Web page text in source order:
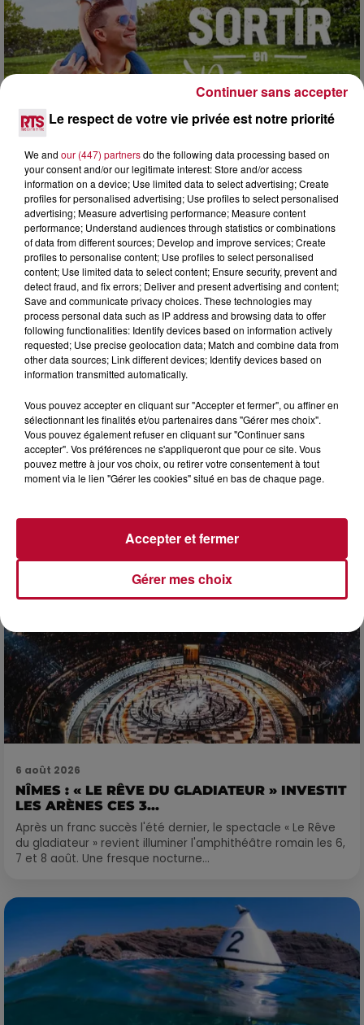
7 août 2026
NOS IDÉES DE SORTIE POUR CE WEEK-END
Comme tous les vendredis, voici une petite sélection des
rendez-vous à ne pas manquer dans le coin. Que vous ayez
envie de voyager à l'autre bout du monde,...
7 août 2026
6 août 2026
NÎMES : « LE RÊVE DU GLADIATEUR » INVESTIT
LES ARÈNES CES 3...
Après un franc succès l'été dernier, le spectacle « Le Rêve
du gladiateur » revient illuminer l'amphithéâtre romain les 6,
7 et 8 août. Une fresque nocturne...
Le respect de votre vie privée est notre priorité
We and our (447) partnersdo the following data processing based on
your consent and/or our legitimate interest: Store and/or access
information on a device; Use limited data to select advertising; Create
profiles for personalised advertising; Use profiles to select personalised
advertising; Measure advertising performance; Measure content
performance; Understand audiences through statistics or combinations
of data from different sources; Develop and improve services; Create
profiles to personalise content; Use profiles to select personalised
content; Use limited data to select content; Ensure security, prevent and
detect fraud, and fix errors; Deliver and present advertising and content;
Save and communicate privacy choices. These technologies may
process personal data such as IP address and browsing data to offer
following functionalities: Identify devices based on information actively
requested; Use precise geolocation data; Match and combine data from
other data sources; Link different devices; Identify devices based on
information transmitted automatically.
Vous pouvez accepter en cliquant sur "Accepter et fermer", ou affiner en
sélectionnant les finalités et/ou partenaires dans "Gérer mes choix".
Vous pouvez également refuser en cliquant sur "Continuer sans
accepter". Vos préférences ne s'appliqueront que pour ce site. Vous
pouvez mettre à jour vos choix, ou retirer votre consentement à tout
moment via le lien "Gérer les cookies" situé en bas de chaque page.
Gérer mes choix
Accepter et fermer
Continuer sans accepter